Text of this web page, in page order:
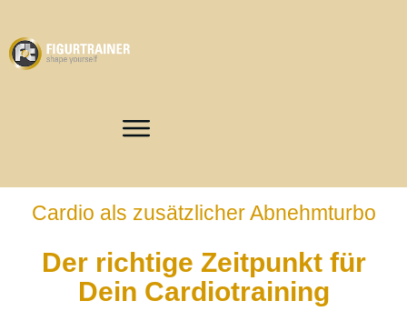
Cardio als zusätzlicher Abnehmturbo
Der richtige Zeitpunkt für
Dein Cardiotraining